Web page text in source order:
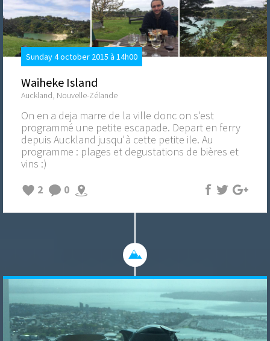
Sunday 4 october 2015 à 14h00
Waiheke Island
Auckland, Nouvelle-Zélande
On en a deja marre de la ville donc on s'est
programmé une petite escapade. Depart en ferry
depuis Auckland jusqu'à cette petite ile. Au
programme : plages et degustations de bières et
vins :)
2
0